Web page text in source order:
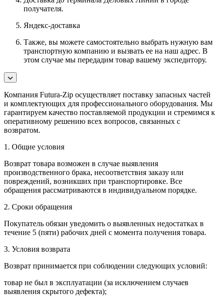
получателя.
Яндекс-доставка
Также, вы можете самостоятельно выбрать нужную вам
транспортную компанию и вызвать ее на наш адрес. В
этом случае мы передадим товар вашему экспедитору.
Компания Futura-Zip осуществляет поставку запасных частей
и комплектующих для профессионального оборудования. Мы
гарантируем качество поставляемой продукции и стремимся к
оперативному решению всех вопросов, связанных с
возвратом.
1. Общие условия
Возврат товара возможен в случае выявления
производственного брака, несоответствия заказу или
повреждений, возникших при транспортировке. Все
обращения рассматриваются в индивидуальном порядке.
2. Сроки обращения
Покупатель обязан уведомить о выявленных недостатках в
течение 5 (пяти) рабочих дней с момента получения товара.
3. Условия возврата
Возврат принимается при соблюдении следующих условий:
товар не был в эксплуатации (за исключением случаев
выявления скрытого дефекта);